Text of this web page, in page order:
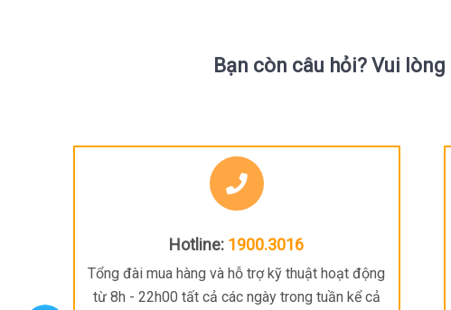
Bạn còn câu hỏi? Vui
Hotline: 1900.3016
Tổng đài mua hàng và hỗ trợ kỹ thuật hoạt động
từ 8h - 22h00 tất cả các ngày trong tuần kể cả